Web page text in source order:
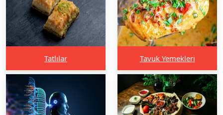
Tatlılar Tavuk Yemekleri